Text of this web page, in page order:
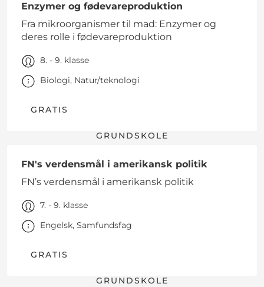
Enzymer og fødevareproduktion
Fra mikroorganismer til mad: Enzymer og
deres rolle i fødevareproduktion
8. - 9. klasse
Biologi, Natur/teknologi
GRATIS
GRUNDSKOLE
FN's verdensmål i amerikansk politik
FN’s verdensmål i amerikansk politik
7. - 9. klasse
Engelsk, Samfundsfag
GRATIS
GRUNDSKOLE